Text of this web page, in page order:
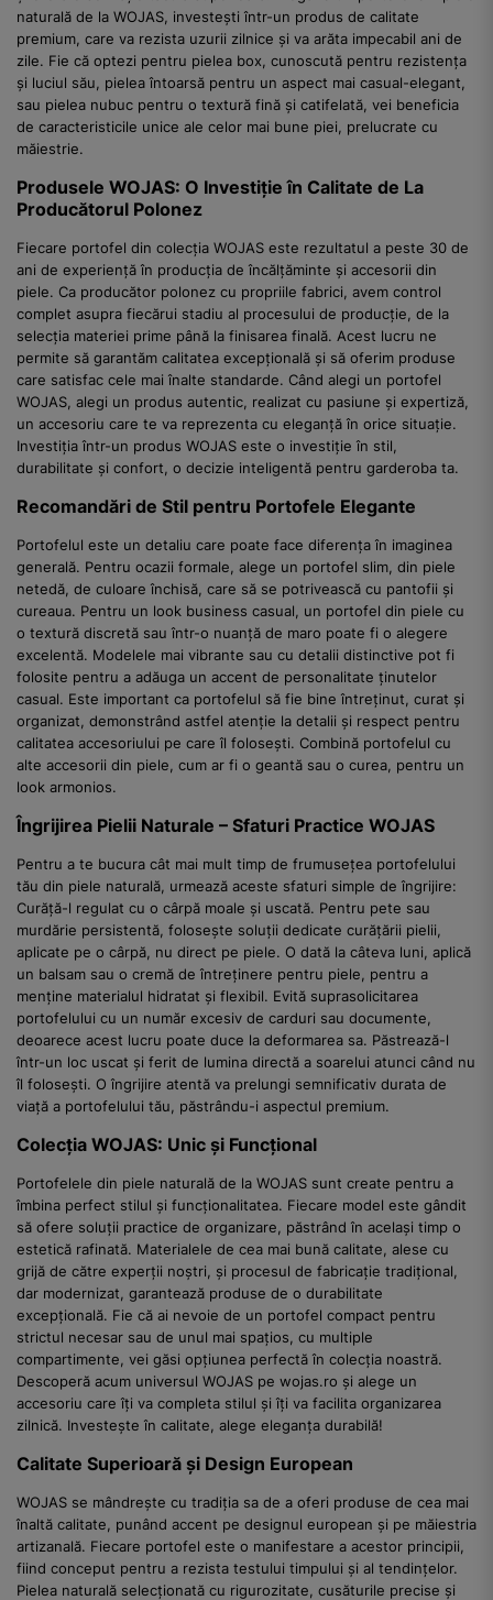
naturală de la WOJAS, investești într-un produs de calitate
premium, care va rezista uzurii zilnice și va arăta impecabil ani de
zile. Fie că optezi pentru pielea box, cunoscută pentru rezistența
și luciul său, pielea întoarsă pentru un aspect mai casual-elegant,
sau pielea nubuc pentru o textură fină și catifelată, vei beneficia
de caracteristicile unice ale celor mai bune piei, prelucrate cu
măiestrie.
Produsele WOJAS: O Investiție în Calitate de La
Producătorul Polonez
Fiecare portofel din colecția WOJAS este rezultatul a peste 30 de
ani de experiență în producția de încălțăminte și accesorii din
piele. Ca producător polonez cu propriile fabrici, avem control
complet asupra fiecărui stadiu al procesului de producție, de la
selecția materiei prime până la finisarea finală. Acest lucru ne
permite să garantăm calitatea excepțională și să oferim produse
care satisfac cele mai înalte standarde. Când alegi un portofel
WOJAS, alegi un produs autentic, realizat cu pasiune și expertiză,
un accesoriu care te va reprezenta cu eleganță în orice situație.
Investiția într-un produs WOJAS este o investiție în stil,
durabilitate și confort, o decizie inteligentă pentru garderoba ta.
Recomandări de Stil pentru Portofele Elegante
Portofelul este un detaliu care poate face diferența în imaginea
generală. Pentru ocazii formale, alege un portofel slim, din piele
netedă, de culoare închisă, care să se potrivească cu pantofii și
cureaua. Pentru un look business casual, un portofel din piele cu
o textură discretă sau într-o nuanță de maro poate fi o alegere
excelentă. Modelele mai vibrante sau cu detalii distinctive pot fi
folosite pentru a adăuga un accent de personalitate ținutelor
casual. Este important ca portofelul să fie bine întreținut, curat și
organizat, demonstrând astfel atenție la detalii și respect pentru
calitatea accesoriului pe care îl folosești. Combină portofelul cu
alte accesorii din piele, cum ar fi o geantă sau o curea, pentru un
look armonios.
Îngrijirea Pielii Naturale – Sfaturi Practice WOJAS
Pentru a te bucura cât mai mult timp de frumusețea portofelului
tău din piele naturală, urmează aceste sfaturi simple de îngrijire:
Curăță-l regulat cu o cârpă moale și uscată. Pentru pete sau
murdărie persistentă, folosește soluții dedicate curățării pielii,
aplicate pe o cârpă, nu direct pe piele. O dată la câteva luni, aplică
un balsam sau o cremă de întreținere pentru piele, pentru a
menține materialul hidratat și flexibil. Evită suprasolicitarea
portofelului cu un număr excesiv de carduri sau documente,
deoarece acest lucru poate duce la deformarea sa. Păstrează-l
într-un loc uscat și ferit de lumina directă a soarelui atunci când nu
îl folosești. O îngrijire atentă va prelungi semnificativ durata de
viață a portofelului tău, păstrându-i aspectul premium.
Colecția WOJAS: Unic și Funcțional
Portofelele din piele naturală de la WOJAS sunt create pentru a
îmbina perfect stilul și funcționalitatea. Fiecare model este gândit
să ofere soluții practice de organizare, păstrând în același timp o
estetică rafinată. Materialele de cea mai bună calitate, alese cu
grijă de către experții noștri, și procesul de fabricație tradițional,
dar modernizat, garantează produse de o durabilitate
excepțională. Fie că ai nevoie de un portofel compact pentru
strictul necesar sau de unul mai spațios, cu multiple
compartimente, vei găsi opțiunea perfectă în colecția noastră.
Descoperă acum universul WOJAS pe wojas.ro și alege un
accesoriu care îți va completa stilul și îți va facilita organizarea
zilnică. Investește în calitate, alege eleganța durabilă!
Calitate Superioară și Design European
WOJAS se mândrește cu tradiția sa de a oferi produse de cea mai
înaltă calitate, punând accent pe designul european și pe măiestria
artizanală. Fiecare portofel este o manifestare a acestor principii,
fiind conceput pentru a rezista testului timpului și al tendințelor.
Pielea naturală selecționată cu rigurozitate, cusăturile precise și